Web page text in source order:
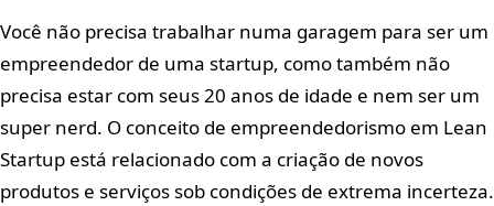
Você não precisa trabalhar numa garagem para ser um
empreendedor de uma startup, como também não
precisa estar com seus 20 anos de idade e nem ser um
super nerd. O conceito de empreendedorismo em Lean
Startup está relacionado com a criação de novos
produtos e serviços sob condições de extrema incerteza.